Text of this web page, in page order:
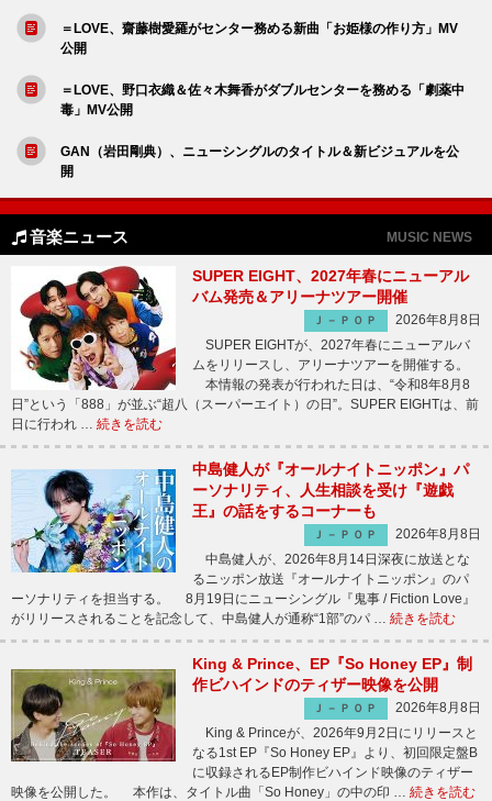
＝LOVE、齋藤樹愛羅がセンター務める新曲「お姫様の作り方」MV
公開
＝LOVE、野口衣織＆佐々木舞香がダブルセンターを務める「劇薬中
毒」MV公開
GAN（岩田剛典）、ニューシングルのタイトル＆新ビジュアルを公
開
音楽ニュース MUSIC NEWS
SUPER EIGHT、2027年春にニューアル
バム発売＆アリーナツアー開催
Ｊ－ＰＯＰ
2026年8月8日
SUPER EIGHTが、2027年春にニューアルバ
ムをリリースし、アリーナツアーを開催する。
本情報の発表が行われた日は、“令和8年8月8
日”という「888」が並ぶ“超八（スーパーエイト）の日”。SUPER EIGHTは、前
日に行われ … 続きを読む
中島健人が『オールナイトニッポン』パ
ーソナリティ、人生相談を受け『遊戯
王』の話をするコーナーも
Ｊ－ＰＯＰ
2026年8月8日
中島健人が、2026年8月14日深夜に放送とな
るニッポン放送『オールナイトニッポン』のパ
ーソナリティを担当する。 8月19日にニューシングル『鬼事 / Fiction Love』
がリリースされることを記念して、中島健人が通称“1部”のパ … 続きを読む
King & Prince、EP『So Honey EP』制
作ビハインドのティザー映像を公開
Ｊ－ＰＯＰ
2026年8月8日
King & Princeが、2026年9月2日にリリースと
なる1st EP『So Honey EP』より、初回限定盤B
に収録されるEP制作ビハインド映像のティザー
映像を公開した。 本作は、タイトル曲「So Honey」の中の印 … 続きを読む